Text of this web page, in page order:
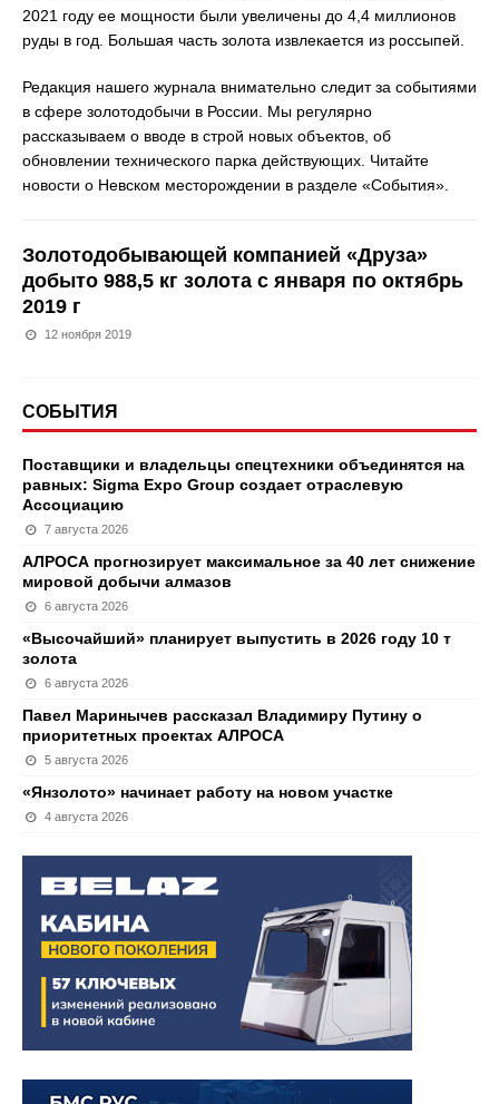
2021 году ее мощности были увеличены до 4,4 миллионов
руды в год. Большая часть золота извлекается из россыпей.
Редакция нашего журнала внимательно следит за событиями
в сфере золотодобычи в России. Мы регулярно
рассказываем о вводе в строй новых объектов, об
обновлении технического парка действующих. Читайте
новости о Невском месторождении в разделе «События».
Золотодобывающей компанией «Друза»
добыто 988,5 кг золота с января по октябрь
2019 г
12 ноября 2019
СОБЫТИЯ
Поставщики и владельцы спецтехники объединятся на
равных: Sigma Expo Group создает отраслевую
Ассоциацию
7 августа 2026
АЛРОСА прогнозирует максимальное за 40 лет снижение
мировой добычи алмазов
6 августа 2026
«Высочайший» планирует выпустить в 2026 году 10 т
золота
6 августа 2026
Павел Маринычев рассказал Владимиру Путину о
приоритетных проектах АЛРОСА
5 августа 2026
«Янзолото» начинает работу на новом участке
4 августа 2026